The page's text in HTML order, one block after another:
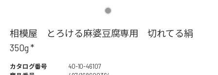
相模屋 とろける麻婆豆腐専用 切れてる絹
350g *
カタログ番号
40-10-46107